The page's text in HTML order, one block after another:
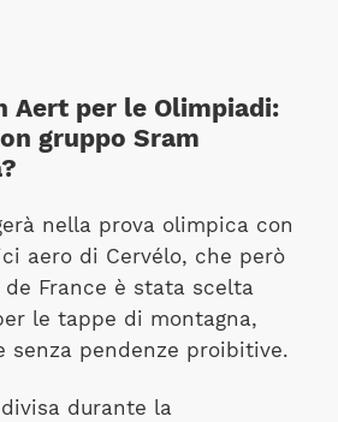
Aert per le Olimpiadi:
gruppo Sram
nella prova olimpica con
aero di Cervélo, che però
de France è stata scelta
le tappe di montagna,
senza pendenze proibitive.
durante la